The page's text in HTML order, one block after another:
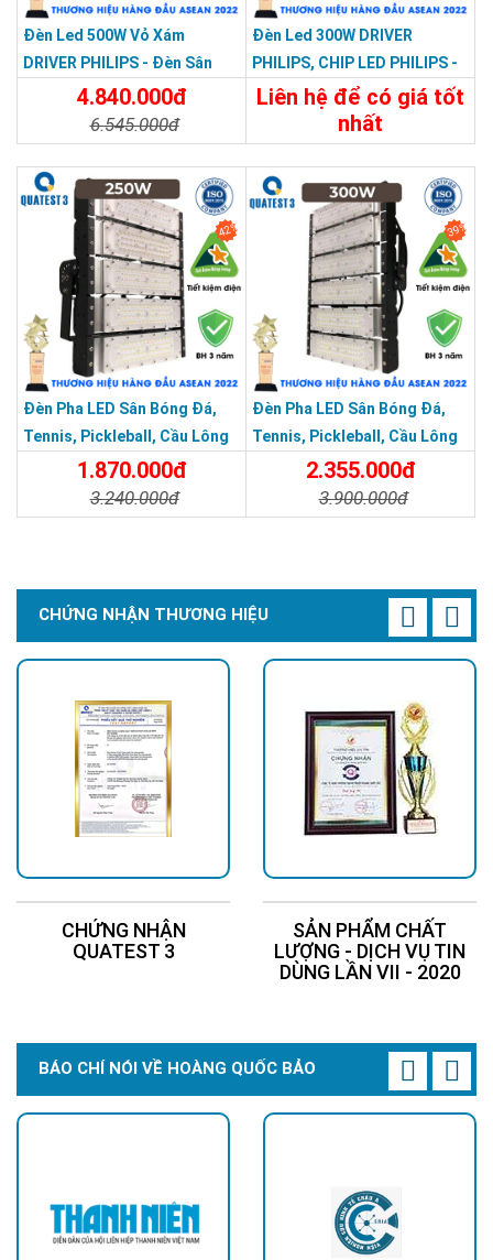
Đèn Led 500W Vỏ Xám
DRIVER PHILIPS - Đèn Sân
Bóng, Sân Pickleball Module
4.840.000đ
6.545.000đ
Đèn Led 300W DRIVER
PHILIPS, CHIP LED PHILIPS -
Đèn Sân Bóng, Sân Pickleball
Module 300W
Liên hệ để có giá tốt
nhất
42%
Đèn Pha LED Sân Bóng Đá,
Tennis, Pickleball, Cầu Lông
Module 250w1.870.000đ
3.240.000đ
39%
Đèn Pha LED Sân Bóng Đá,
Tennis, Pickleball, Cầu Lông
Module 300w2.355.000đ
3.900.000đ
CHỨNG NHẬN THƯƠNG HIỆU
CHỨNG NHẬN
QUATEST 3
SẢN PHẨM CHẤT
LƯỢNG - DỊCH VỤ TIN
DÙNG LẦN VII - 2020
BÁO CHÍ NÓI VỀ HOÀNG QUỐC BẢO